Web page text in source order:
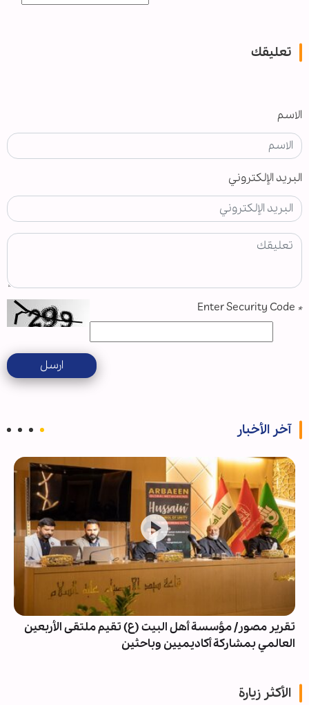
تعليقك
الاسم
البريد الإلكتروني
*
ارسل
آخر الأخبار
تقرير مصور/ مؤسسة أهل البيت (ع) تقيم ملتقى الأربعين
العالمي بمشاركة أكاديميين وباحثين
الأكثر زيارة